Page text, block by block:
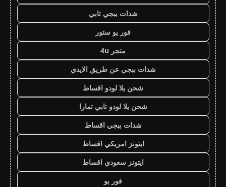
شدات ببجي تابي
فور يو ستور
متجر 4u
شدات ببجي عن طريق الايدي
شحن يلا لودو اقساط
شحن يلا لودو تابي تمارا
شدات ببجي اقساط
ايتونز امريكي اقساط
ايتونز سعودي اقساط
فور يو